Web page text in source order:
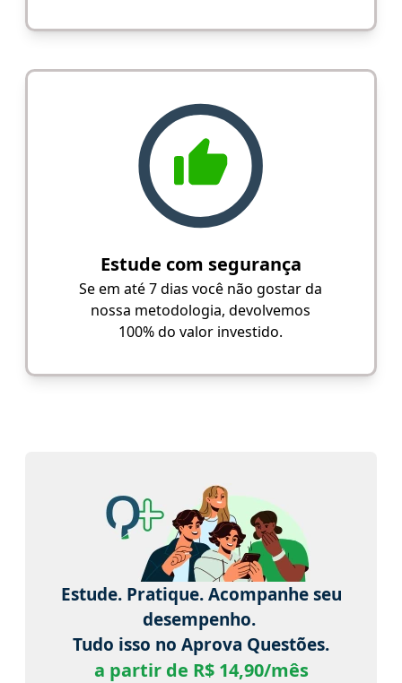
Estude com segurança
Se em até 7 dias você não gostar da
nossa metodologia, devolvemos
100% do valor investido.
Estude. Pratique. Acompanhe seu
desempenho.
Tudo isso no Aprova Questões.
a partir de R$ 14,90/mês